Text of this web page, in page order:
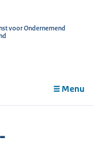
voor Ondernemend
Menu